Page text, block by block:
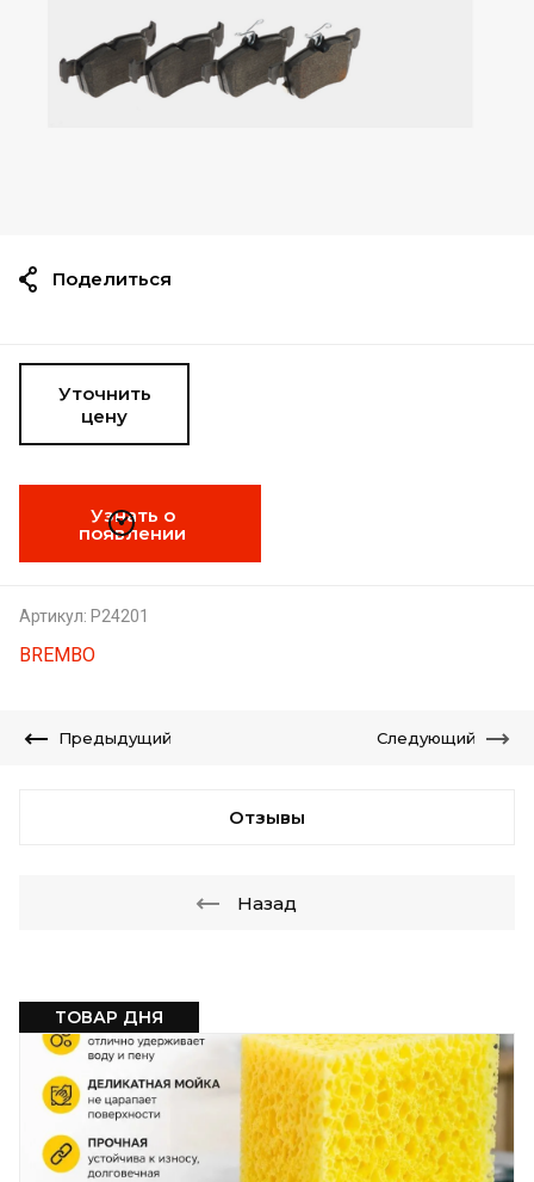
ТОВАР ДНЯ
Уточнить
цену
Узнать о
появлении
Артикул: P24201
BREMBO
Поделиться
Предыдущий Следующий
Отзывы
Назад